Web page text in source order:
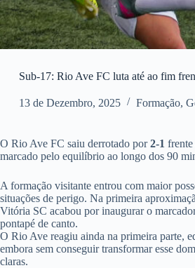
Sub-17: Rio Ave FC luta até ao fim
13 de Dezembro, 2025 Formação,
O Rio Ave FC saiu derrotado por2-1
marcado pelo equilíbrio ao longo dos 90
A formação visitante entrou com maior
situações de perigo. Na primeira
Vitória SC acabou por inaugurar o
pontapé de canto.
O Rio Ave reagiu ainda na primeira parte,
embora sem conseguir transformar esse
claras.